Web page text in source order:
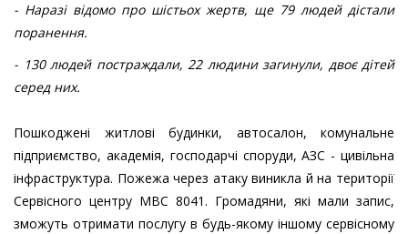
- Наразі відомо про шістьох жертв, ще 79 людей дістали
поранення.
- 130 людей постраждали, 22 людини загинули, двоє дітей
серед них.
Пошкоджені житлові будинки, автосалон, комунальне
підприємство, академія, господарчі споруди, АЗС - цивільна
інфраструктура. Пожежа через атаку виникла й на території
Сервісного центру МВС 8041. Громадяни, які мали запис,
зможуть отримати послугу в будь-якому іншому сервісному